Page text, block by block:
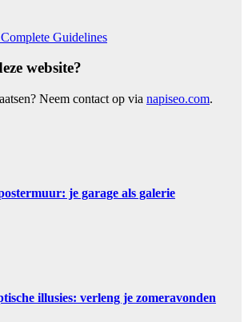
Guidelines
website?
Neem contact op via napiseo.com.
je garage als galerie
illusies: verleng je zomeravonden